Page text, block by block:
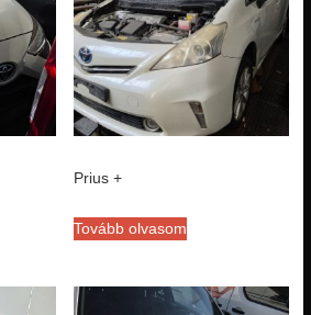
Prius +
Tovább olvasom